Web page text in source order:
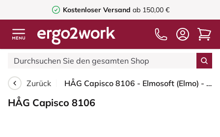
Kostenloser Versand ab 150,00 €
Zurück HÅG Capisco 8106 - Elmosoft (Elmo) - Semi-Anilinleder - EL33004 - Schwarz - 150mm (Sitzhöhe 40-55cm) - Bodengleiter
HÅG Capisco 8106